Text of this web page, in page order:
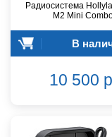
Радиосистема
M2 Mini
В
10 500